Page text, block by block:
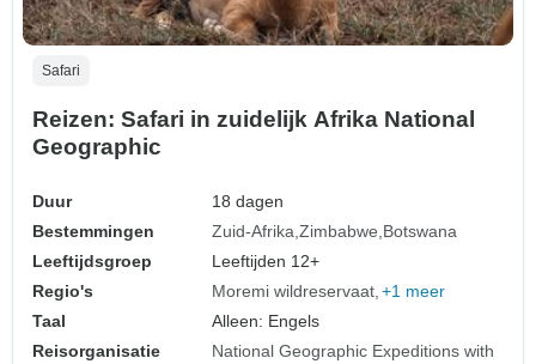
Safari
Reizen: Safari in zuidelijk Afrika National
Geographic
Duur
18 dagen
Bestemmingen
Zuid-Afrika Zimbabwe Botswana
Leeftijdsgroep
Leeftijden 12+
Regio's
Moremi wildreservaat +1 meer
Taal
Alleen: Engels
Reisorganisatie
National Geographic Expeditions with